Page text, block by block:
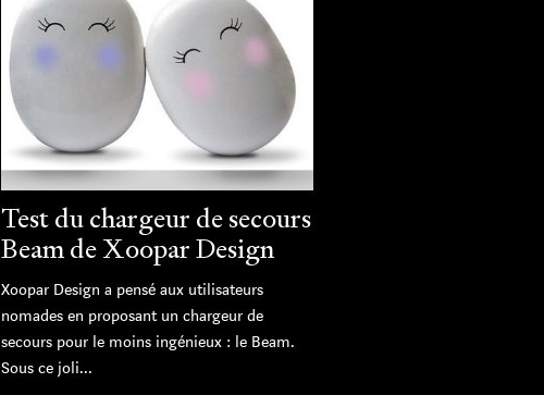
Test du chargeur de secours
Beam de Xoopar Design
Xoopar Design a pensé aux utilisateurs
nomades en proposant un chargeur de
secours pour le moins ingénieux : le Beam.
Sous ce joli...